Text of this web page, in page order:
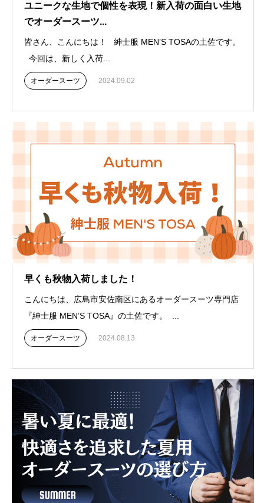
ユニークな生地で個性を表現！新入荷の面白い生地
でオーダースーツ...
皆さん、こんにちは！ 紳士服 MEN’S TOSAの土佐です。
今回は、新しく入荷...
オーダースーツ 2024.09.02
早くも秋物入荷しました！
こんにちは、広島市安佐南区にあるオーダースーツ専門店
『紳士服 MEN’S TOSA』の土佐です。 ...
オーダースーツ 2024.08.13